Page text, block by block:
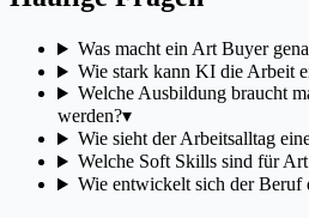
Was macht ein Art Buyer
Wie stark kann KI die Arbeit
Welche Ausbildung braucht
werden?▾
Wie sieht der Arbeitsalltag
Welche Soft Skills sind für
Wie entwickelt sich der